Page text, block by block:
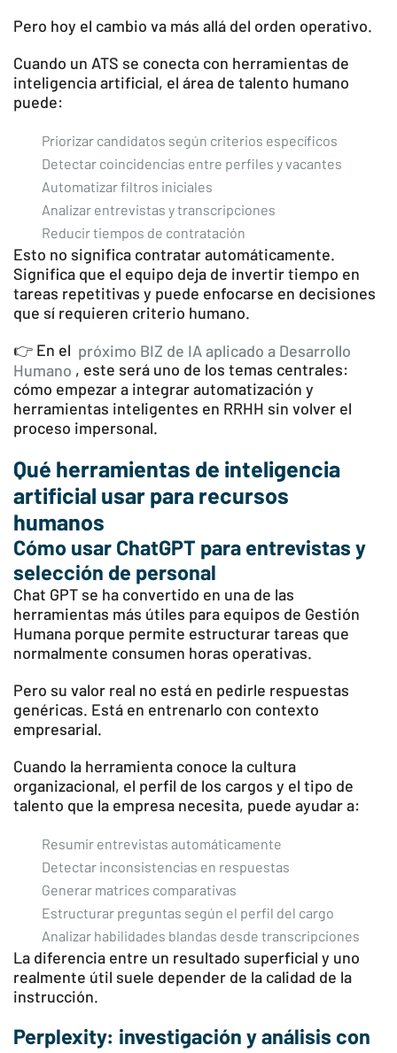
Pero hoy el cambio va más allá del orden operativo.
Cuando un ATS se conecta con herramientas de
inteligencia artificial, el área de talento humano
puede:
Priorizar candidatos según criterios específicos
Detectar coincidencias entre perfiles y vacantes
Automatizar filtros iniciales
Analizar entrevistas y transcripciones
Reducir tiempos de contratación
Esto no significa contratar automáticamente.
Significa que el equipo deja de invertir tiempo en
tareas repetitivas y puede enfocarse en decisiones
que sí requieren criterio humano.
👉 En el próximo BIZ de IA aplicado a Desarrollo
Humano , este será uno de los temas centrales:
cómo empezar a integrar automatización y
herramientas inteligentes en RRHH sin volver el
proceso impersonal.
Qué herramientas de inteligencia
artificial usar para recursos
humanos
Cómo usar ChatGPT para entrevistas y
selección de personal
Chat GPT se ha convertido en una de las
herramientas más útiles para equipos de Gestión
Humana porque permite estructurar tareas que
normalmente consumen horas operativas.
Pero su valor real no está en pedirle respuestas
genéricas. Está en entrenarlo con contexto
empresarial.
Cuando la herramienta conoce la cultura
organizacional, el perfil de los cargos y el tipo de
talento que la empresa necesita, puede ayudar a:
Resumir entrevistas automáticamente
Detectar inconsistencias en respuestas
Generar matrices comparativas
Estructurar preguntas según el perfil del cargo
Analizar habilidades blandas desde transcripciones
La diferencia entre un resultado superficial y uno
realmente útil suele depender de la calidad de la
instrucción.
Perplexity: investigación y análisis con